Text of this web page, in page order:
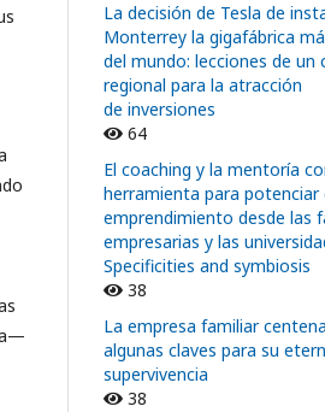
La decisión de Tesla de
Monterrey la gigafábrica
del mundo: lecciones de un
regional para la atracción
de inversiones
64
El coaching y la mentoría
herramienta para potenciar
emprendimiento desde las
empresarias y las
Specificities and symbiosis
38
La empresa familiar
algunas claves para su
supervivencia
38